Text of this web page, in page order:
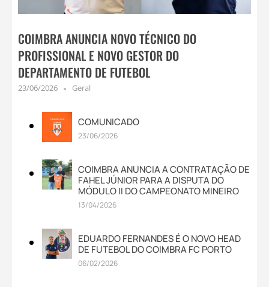
COIMBRA ANUNCIA NOVO TÉCNICO DO
PROFISSIONAL E NOVO GESTOR DO
DEPARTAMENTO DE FUTEBOL
23/06/2026 Geral
COMUNICADO
23/06/2026
COIMBRA ANUNCIA A CONTRATAÇÃO DE
FAHEL JÚNIOR PARA A DISPUTA DO
MÓDULO II DO CAMPEONATO MINEIRO
13/04/2026
EDUARDO FERNANDES É O NOVO HEAD
DE FUTEBOL DO COIMBRA FC PORTO
06/02/2026